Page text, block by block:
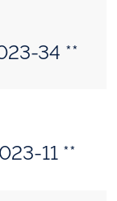
34 **
11 **